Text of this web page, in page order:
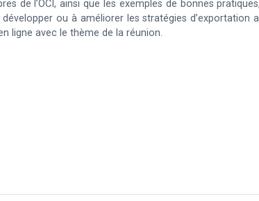
de l’OCI, ainsi que les exemples de bonnes
ou à améliorer les stratégies d’exportation
ligne avec le thème de la réunion.